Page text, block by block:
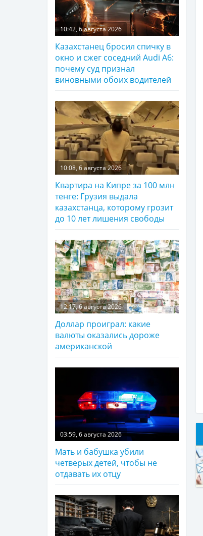
10:42, 6 августа 2026
Казахстанец бросил спичку в
окно и сжег соседний Audi A6:
почему суд признал
виновными обоих водителей
10:08, 6 августа 2026
Квартира на Кипре за 100 млн
тенге: Грузия выдала
казахстанца, которому грозит
до 10 лет лишения свободы
12:17, 6 августа 2026
Доллар проиграл: какие
валюты оказались дороже
американской
03:59, 6 августа 2026
Мать и бабушка убили
четверых детей, чтобы не
отдавать их отцу